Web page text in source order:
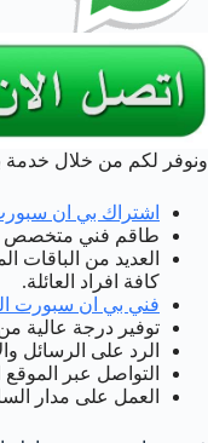
ونوفر لكم من خلال
اشتراك بي ان
طاقم فني متخصص
العديد من الباقات
كافة افراد العائلة.
فني بي ان سبورت
توفير درجة عالية
الرد على الرسائل
التواصل عبر الموقع
العمل على مدار